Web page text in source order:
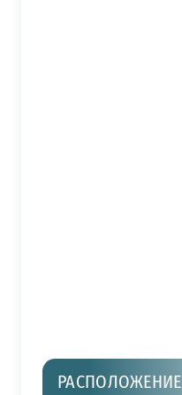
РАСПОЛОЖЕНИЕ